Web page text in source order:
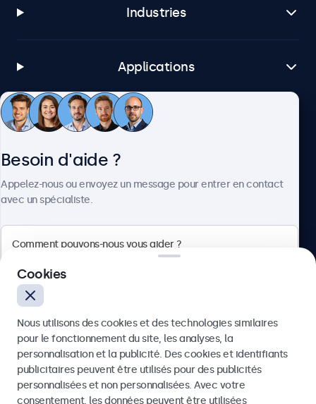
Toutes versions de BrightsignOS
Connectivité
HDMI
1x
DisplayPort
VGA
USB-C
USB-A
Via l'adaptateur USB-C vers USB-A. Ceci active uniquement
la fonction tactile et doit être combiné avec HDMI,
DisplayPort ou VGA pour l'affichage.
Entrée AUX (3.5mm)
1x
Industries
Applications
Service client
4.8/5 noté par 5000+ entreprises
Français
Besoin d'aide ?
Appelez-nous ou envoyez un message pour entrer en contact
avec un spécialiste.
Envoyer
Cookies
Nous utilisons des cookies et des technologies similaires
pour le fonctionnement du site, les analyses, la
personnalisation et la publicité. Des cookies et identifiants
publicitaires peuvent être utilisés pour des publicités
personnalisées et non personnalisées. Avec votre
consentement, les données peuvent être utilisées